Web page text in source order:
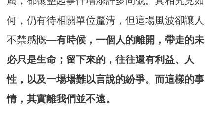
何，仍有待相關單位釐清，但這場風波卻讓人
不禁感慨—有時候，一個人的離開，帶走的未
必只是生命；留下來的，往往還有利益、人
性，以及一場場難以言說的紛爭。而這樣的事
情，其實離我們並不遠。